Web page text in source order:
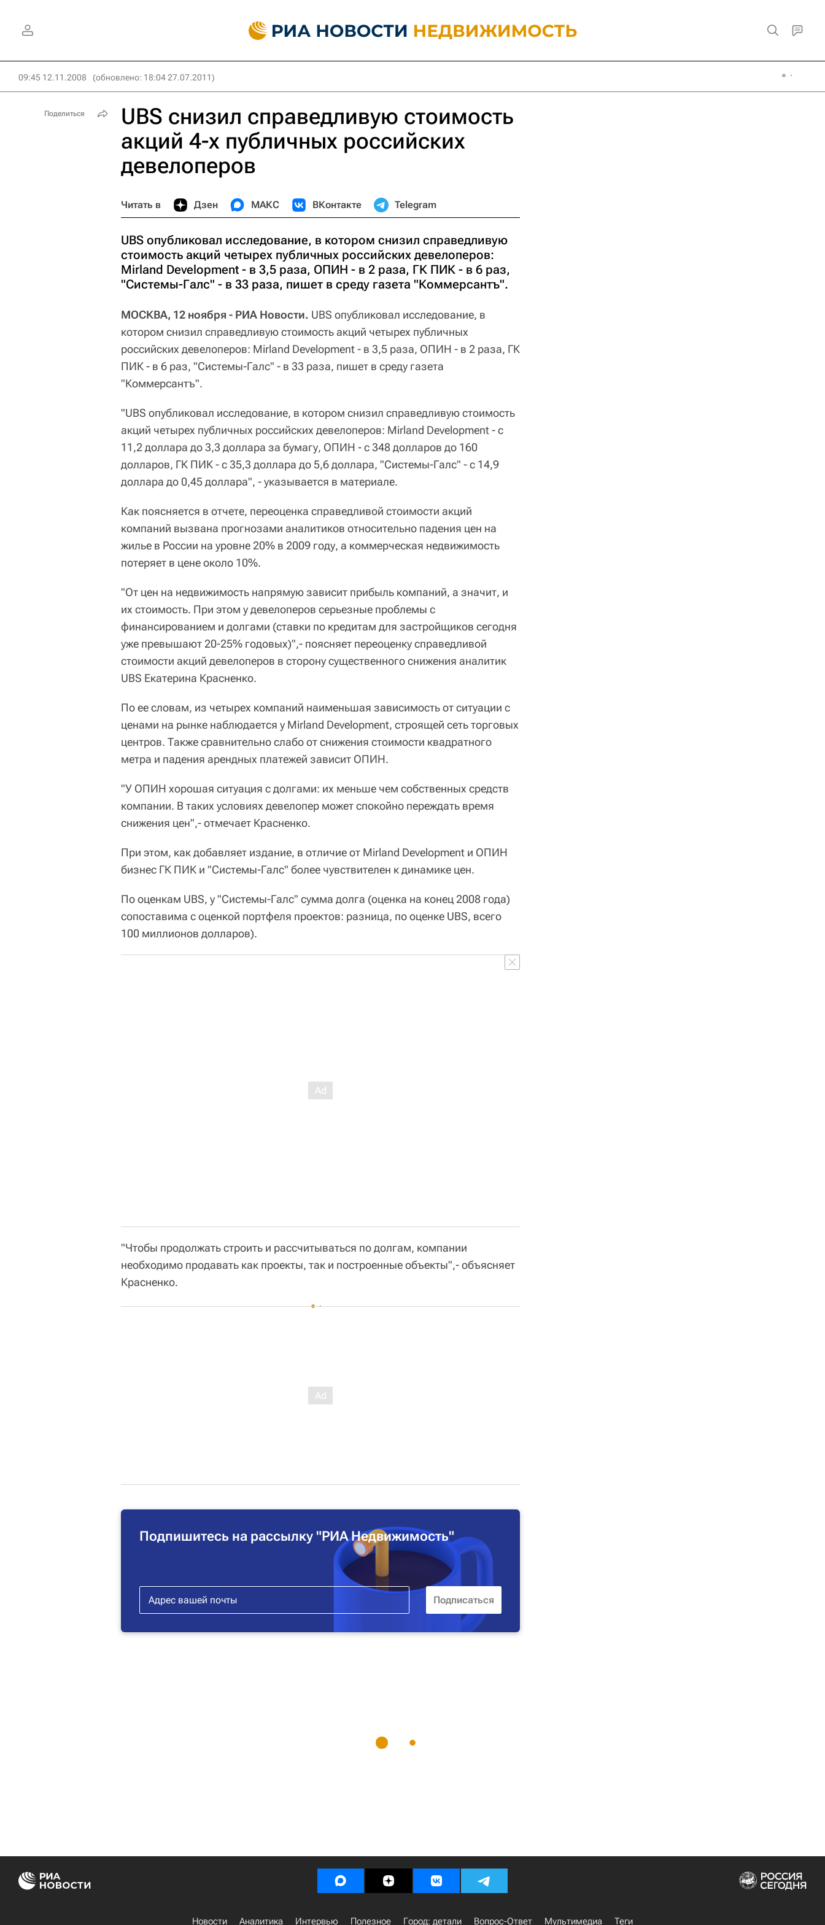
09:45 12.11.2008 (обновлено: 18:04 27.07.2011)
UBS снизил справедливую стоимость
акций 4-х публичных российских
девелоперов
Читать в Дзен МАКС ВКонтакте Telegram
UBS опубликовал исследование, в котором снизил справедливую
стоимость акций четырех публичных российских девелоперов:
Mirland Development - в 3,5 раза, ОПИН - в 2 раза, ГК ПИК - в 6 раз,
"Системы-Галс" - в 33 раза, пишет в среду газета "Коммерсантъ".
МОСКВА, 12 ноября - РИА Новости. UBS опубликовал исследование, в
котором снизил справедливую стоимость акций четырех публичных
российских девелоперов: Mirland Development - в 3,5 раза, ОПИН - в 2 раза, ГК
ПИК - в 6 раз, "Системы-Галс" - в 33 раза, пишет в среду газета
"Коммерсантъ".
"UBS опубликовал исследование, в котором снизил справедливую стоимость
акций четырех публичных российских девелоперов: Mirland Development - с
11,2 доллара до 3,3 доллара за бумагу, ОПИН - c 348 долларов до 160
долларов, ГК ПИК - с 35,3 доллара до 5,6 доллара, "Системы-Галс" - c 14,9
доллара до 0,45 доллара", - указывается в материале.
Как поясняется в отчете, переоценка справедливой стоимости акций
компаний вызвана прогнозами аналитиков относительно падения цен на
жилье в России на уровне 20% в 2009 году, а коммерческая недвижимость
потеряет в цене около 10%.
"От цен на недвижимость напрямую зависит прибыль компаний, а значит, и
их стоимость. При этом у девелоперов серьезные проблемы с
финансированием и долгами (ставки по кредитам для застройщиков сегодня
уже превышают 20-25% годовых)",- поясняет переоценку справедливой
стоимости акций девелоперов в сторону существенного снижения аналитик
UBS Екатерина Красненко.
По ее словам, из четырех компаний наименьшая зависимость от ситуации с
ценами на рынке наблюдается у Mirland Development, строящей сеть торговых
центров. Также сравнительно слабо от снижения стоимости квадратного
метра и падения арендных платежей зависит ОПИН.
"У ОПИН хорошая ситуация с долгами: их меньше чем собственных средств
компании. В таких условиях девелопер может спокойно переждать время
снижения цен",- отмечает Красненко.
При этом, как добавляет издание, в отличие от Mirland Development и ОПИН
бизнес ГК ПИК и "Системы-Галс" более чувствителен к динамике цен.
По оценкам UBS, у "Системы-Галс" сумма долга (оценка на конец 2008 года)
сопоставима с оценкой портфеля проектов: разница, по оценке UBS, всего
100 миллионов долларов).
"Чтобы продолжать строить и рассчитываться по долгам, компании
необходимо продавать как проекты, так и построенные объекты",- объясняет
Красненко.
Подпишитесь на рассылку "РИА Недвижимость"
Поделиться
Новости Аналитика Интервью Полезное Город: детали Вопрос-Ответ Мультимедиа Теги